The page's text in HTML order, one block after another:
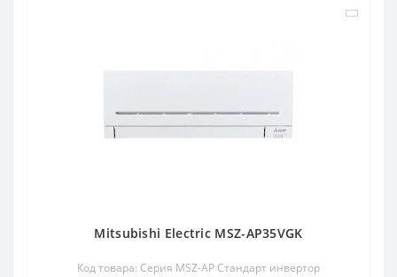
Mitsubishi Electric MSZ-AP35VGK
Код товара: Серия MSZ-AP Стандарт инвертор